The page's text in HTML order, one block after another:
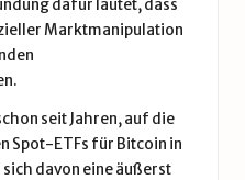
dafür lautet, dass
Marktmanipulation
seit Jahren, auf die
Spot-ETFs für Bitcoin in
sich davon eine äußerst